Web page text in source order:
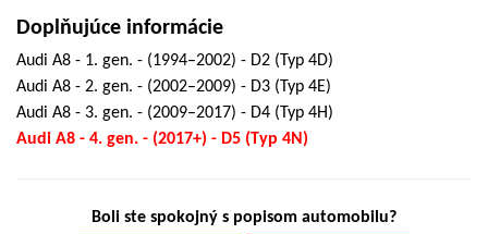
Doplňujúce informácie
Audi A8 - 1. gen. - (1994–2002) - D2 (Typ 4D)
Audi A8 - 2. gen. - (2002–2009) - D3 (Typ 4E)
Audi A8 - 3. gen. - (2009–2017) - D4 (Typ 4H)
Audi A8 - 4. gen. - (2017+) - D5 (Typ 4N)
Boli ste spokojný s popisom automobilu?